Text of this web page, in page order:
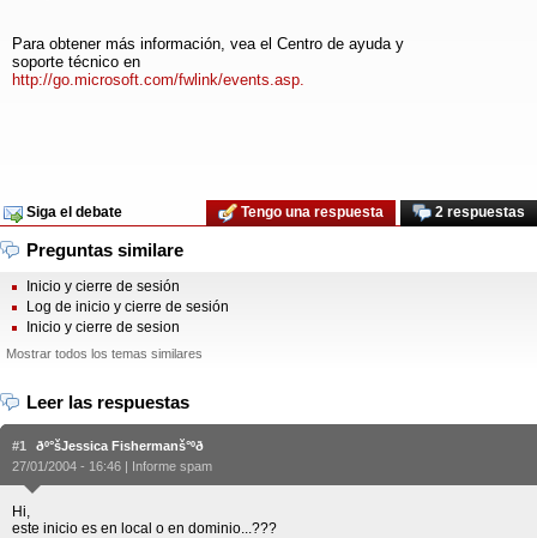
Para obtener más información, vea el Centro de ayuda y
soporte técnico en
http://go.microsoft.com/fwlink/events.asp.
Siga el debate 2 respuestas
Tengo una respuesta
Preguntas similare
Inicio y cierre de sesión
Log de inicio y cierre de sesión
Inicio y cierre de sesion
Mostrar todos los temas similares
Leer las respuestas
#1
ðº°šJessica Fishermanš°ºð
27/01/2004 - 16:46 | Informe spam
Hi,
este inicio es en local o en dominio...???